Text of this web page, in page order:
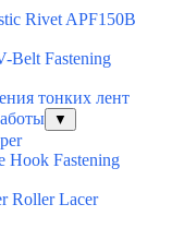
Rivet APF150B
Belt Fastening
тонких лент
▼
Hook Fastening
Roller Lacer